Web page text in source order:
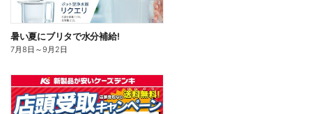
暑い夏にブリタで水分補給!
7月8日 ～9月2日